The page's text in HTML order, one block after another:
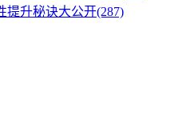
提升秘诀大公开(287)